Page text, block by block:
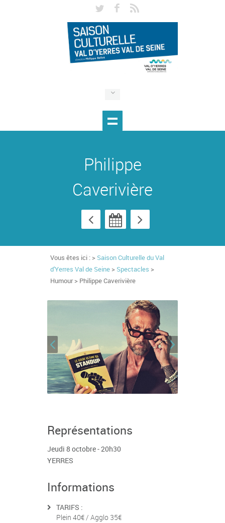
Philippe
Caverivière
Vous êtes ici : > Saison Culturelle du Val
d'Yerres Val de Seine > Spectacles >
Humour > Philippe Caverivière
Représentations
Jeudi 8 octobre - 20h30
YERRES
Informations
TARIFS :
Plein 40€ / Agglo 35€